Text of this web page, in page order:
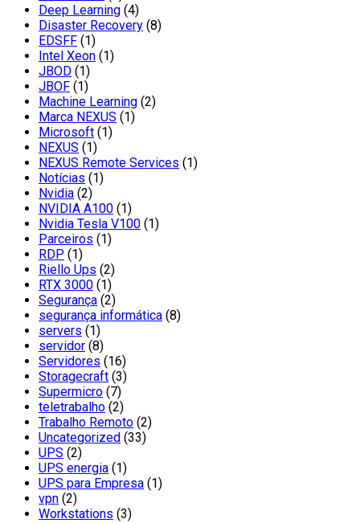
Deep Learning (4)
Disaster Recovery (8)
EDSFF (1)
Intel Xeon (1)
JBOD (1)
JBOF (1)
Machine Learning (2)
Marca NEXUS (1)
Microsoft (1)
NEXUS (1)
NEXUS Remote Services (1)
Notícias (1)
Nvidia (2)
NVIDIA A100 (1)
Nvidia Tesla V100 (1)
Parceiros (1)
RDP (1)
Riello Ups (2)
RTX 3000 (1)
Segurança (2)
segurança informática (8)
servers (1)
servidor (8)
Servidores (16)
Storagecraft (3)
Supermicro (7)
teletrabalho (2)
Trabalho Remoto (2)
Uncategorized (33)
UPS (2)
UPS energia (1)
UPS para Empresa (1)
vpn (2)
Workstations (3)